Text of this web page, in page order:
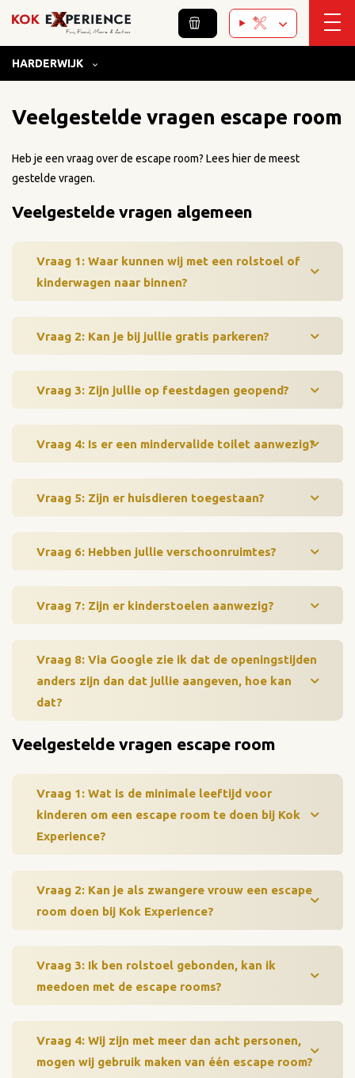
HARDERWIJK
Home / Harderwijk
Veelgestelde vragen escape room
Heb je een vraag over de escape room? Lees hier de meest
gestelde vragen.
Veelgestelde vragen algemeen
Vraag 1: Waar kunnen wij met een rolstoel of
kinderwagen naar binnen?
Vraag 2: Kan je bij jullie gratis parkeren?
Vraag 3: Zijn jullie op feestdagen geopend?
Vraag 4: Is er een mindervalide toilet aanwezig?
Vraag 5: Zijn er huisdieren toegestaan?
Vraag 6: Hebben jullie verschoonruimtes?
Vraag 7: Zijn er kinderstoelen aanwezig?
Vraag 8: Via Google zie ik dat de openingstijden
anders zijn dan dat jullie aangeven, hoe kan
dat?
Veelgestelde vragen escape room
Vraag 1: Wat is de minimale leeftijd voor
kinderen om een escape room te doen bij Kok
Experience?
Vraag 2: Kan je als zwangere vrouw een escape
room doen bij Kok Experience?
Vraag 3: Ik ben rolstoel gebonden, kan ik
meedoen met de escape rooms?
Vraag 4: Wij zijn met meer dan acht personen,
mogen wij gebruik maken van één escape room?